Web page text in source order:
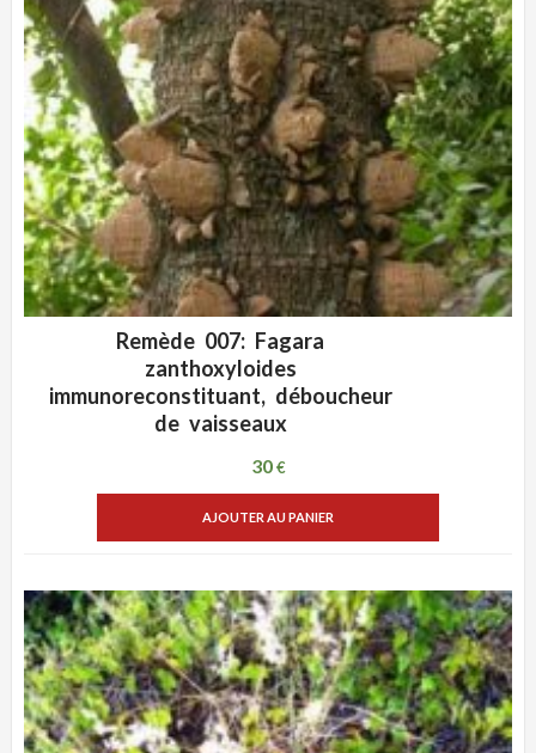
Remède 007: Fagara
zanthoxyloides
immunoreconstituant, déboucheur
de vaisseaux
30€
AJOUTER AU PANIER